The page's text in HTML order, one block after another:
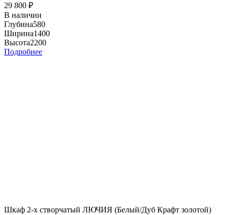
29 800 ₽
В наличии
Глубина580
Ширина1400
Высота2200
Подробнее
Шкаф 2-х створчатый ЛЮЧИЯ (Белый/Дуб Крафт золотой)